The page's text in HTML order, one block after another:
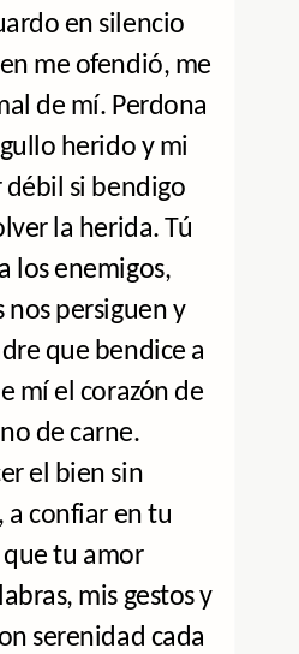
en silencio
me ofendió, me
de mí. Perdona
herido y mi
si bendigo
la herida. Tú
los enemigos,
persiguen y
que bendice a
mí el corazón de
de carne.
el bien sin
a confiar en tu
tu amor
mis gestos y
serenidad cada